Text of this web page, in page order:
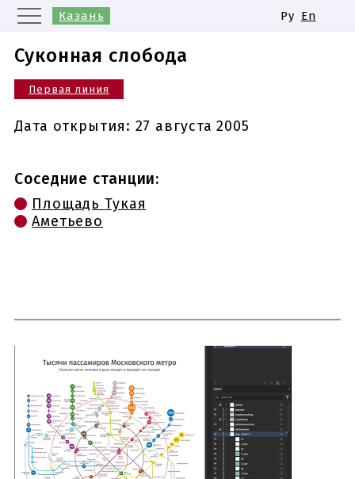
Казань
Екатеринбург
Нижний Новгород
Новосибирск
Ру En
Суконная слобода
Первая линия
Дата открытия: 27 августа 2005
Соседние станции:
Площадь Тукая
Аметьево